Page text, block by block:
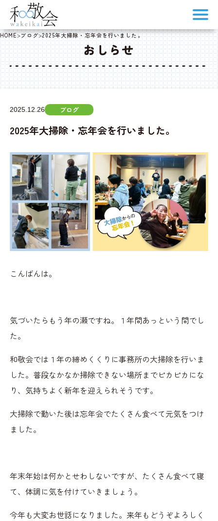
HOME>ブログ>2025年大掃除・忘年会を行いました。
おしらせ
2025.12.26 ブログ
2025年大掃除・忘年会を行いました。
こんばんは。
気づいたらもう年の瀬ですね。１年間あっという間でし
た。
和敬会では１年の締めくくりに事務所の大掃除を行いま
した。普段なかなか掃除できない場所までピカピカにな
り、気持ちよく新年を迎えられそうです。
大掃除で動いた後は忘年会でたくさん食べて元気をつけ
ました。
年末年始は何かとせわしないですが、たくさん食べて寝
て、体調に気を付けていきましょう。
今年も大変お世話になりました。来年もどうぞよろしく